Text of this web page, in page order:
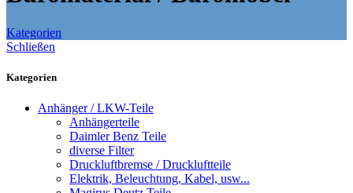
Kategorien
Schließen
Kategorien
Anhänger / LKW-Teile
Anhängerteile
Daimler Benz Teile
diverse Filter
Druckluftbremse / Druckluftteile
Elektrik, Beleuchtung, Kabel, usw...